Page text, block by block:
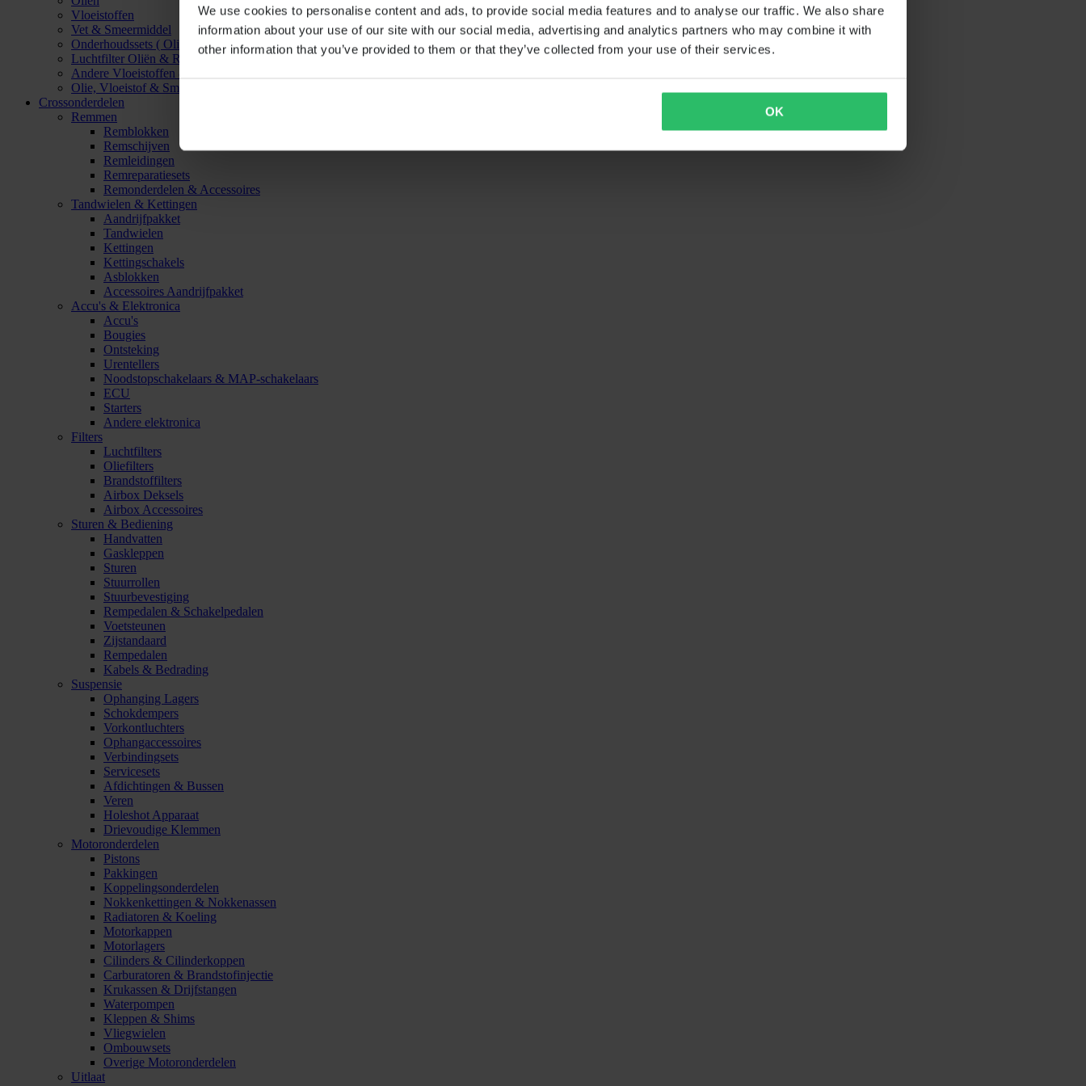
We use cookies to personalise content and ads, to provide social media features and to analyse our traffic. We also share
information about your use of our site with our social media, advertising and analytics partners who may combine it with
other information that you’ve provided to them or that they’ve collected from your use of their services.
OK
Vloeistoffen
Vet & Smeermiddel
Onderhoudssets ( Olie & Filter)
Luchtfilter Oliën & Reinigers
Andere Vloeistoffen & Smeermiddelen
Olie, Vloeistof & Smeermiddel Accessoires
Crossonderdelen
Remmen
Remblokken
Remschijven
Remleidingen
Remreparatiesets
Remonderdelen & Accessoires
Tandwielen & Kettingen
Aandrijfpakket
Tandwielen
Kettingen
Kettingschakels
Asblokken
Accessoires Aandrijfpakket
Accu's & Elektronica
Accu's
Bougies
Ontsteking
Urentellers
Noodstopschakelaars & MAP-schakelaars
ECU
Starters
Andere elektronica
Filters
Luchtfilters
Oliefilters
Brandstoffilters
Airbox Deksels
Airbox Accessoires
Sturen & Bediening
Handvatten
Gaskleppen
Sturen
Stuurrollen
Stuurbevestiging
Rempedalen & Schakelpedalen
Voetsteunen
Zijstandaard
Rempedalen
Kabels & Bedrading
Suspensie
Ophanging Lagers
Schokdempers
Vorkontluchters
Ophangaccessoires
Verbindingsets
Servicesets
Afdichtingen & Bussen
Veren
Holeshot Apparaat
Drievoudige Klemmen
Motoronderdelen
Pistons
Pakkingen
Koppelingsonderdelen
Nokkenkettingen & Nokkenassen
Radiatoren & Koeling
Motorkappen
Motorlagers
Cilinders & Cilinderkoppen
Carburatoren & Brandstofinjectie
Krukassen & Drijfstangen
Waterpompen
Kleppen & Shims
Vliegwielen
Ombouwsets
Overige Motoronderdelen
Uitlaat